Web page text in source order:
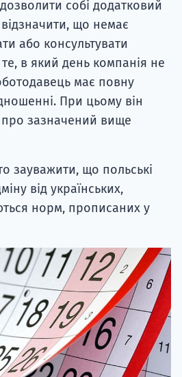
собі додатковий
що немає
або консультувати
те, в який день компанія не
має повну
При цьому він
зазначений вище
зауважити, що польські
від українських,
норм, прописаних у